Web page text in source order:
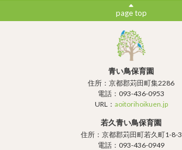
page top
青い鳥保育園
住所：京都郡苅田町集2286
電話：093-436-0953
URL： aoitorihoikuen.jp
若久青い鳥保育園
住所：京都郡苅田町若久町1-8-3
電話：093-436-0949